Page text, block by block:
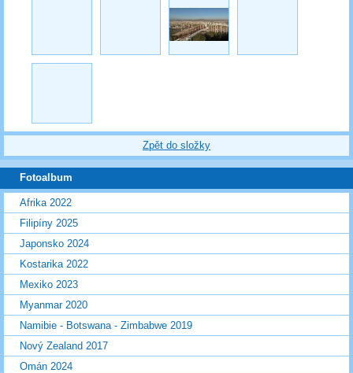
Zpět do složky
Fotoalbum
Afrika 2022
Filipíny 2025
Japonsko 2024
Kostarika 2022
Mexiko 2023
Myanmar 2020
Namibie - Botswana - Zimbabwe 2019
Nový Zealand 2017
Omán 2024